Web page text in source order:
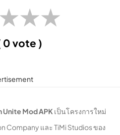
★★★
0 vote )
Unite Mod APK เป็นโครงการใหม่
Company และ TiMi Studios ของ